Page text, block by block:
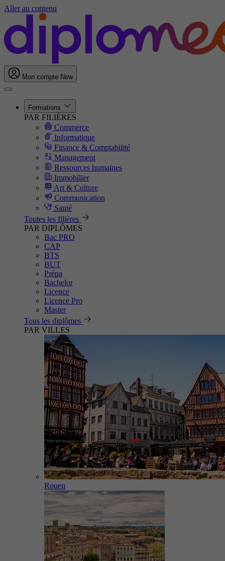
Aller au contenu
Mon compte New
Formations
PAR FILIÈRES
Commerce
Informatique
Finance & Comptabilité
Management
Ressources humaines
Immobilier
Art & Culture
Communication
Santé
Toutes les filières
PAR DIPLÔMES
Bac PRO
CAP
BTS
BUT
Prépa
Bachelor
Licence
Licence Pro
Master
Tous les diplômes
PAR VILLES
Rouen